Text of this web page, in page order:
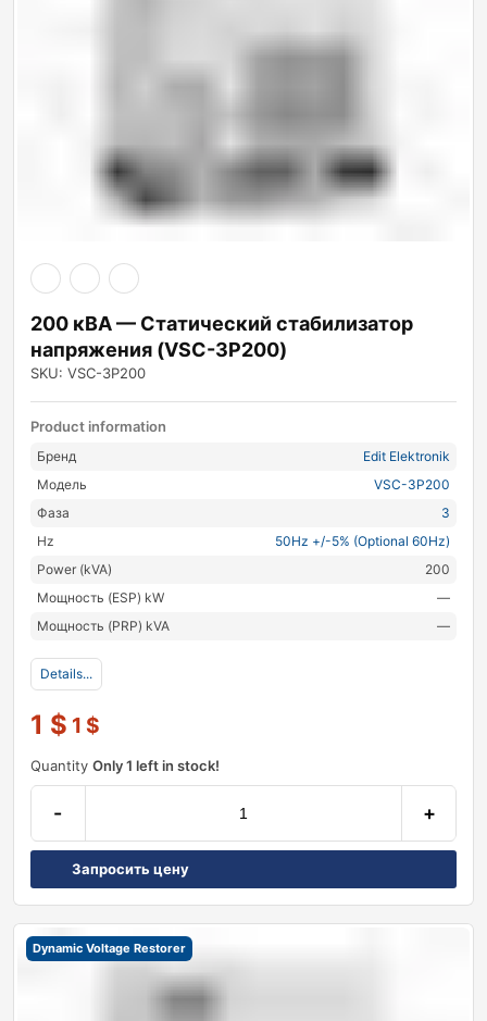
200 кВА — Статический стабилизатор
напряжения (VSC-3P200)
SKU: VSC-3P200
Product information
Бренд
Edit Elektronik
Модель
VSC-3P200
Фаза
3
Hz
50Hz +/-5% (Optional 60Hz)
Power (kVA)
200
Мощность (ESP) kW
—
Мощность (PRP) kVA
—
Details...
1 $ 1 $
Quantity Only 1 left in stock!
- +
Запросить цену
Dynamic Voltage Restorer